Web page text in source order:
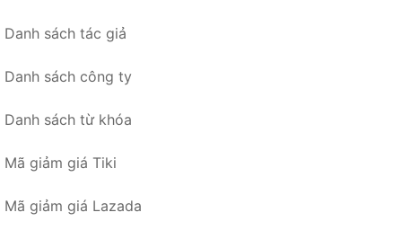
Danh sách tác giả
Danh sách công ty
Danh sách từ khóa
Mã giảm giá Tiki
Mã giảm giá Lazada